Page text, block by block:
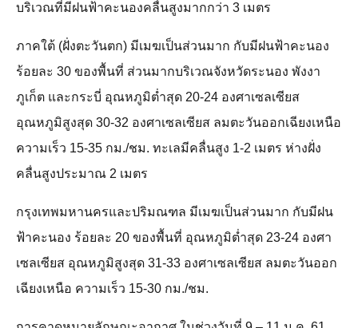
บริเวณที่มีฝนฟ้าคะนองคลื่นสูงมากกว่า 3 เมตร
ภาคใต้ (ฝั่งตะวันตก) มีเมฆเป็นส่วนมาก กับมีฝนฟ้าคะนอง
ร้อยละ 30 ของพื้นที่ ส่วนมากบริเวณจังหวัดระนอง พังงา
ภูเก็ต และกระบี่ อุณหภูมิต่ำสุด 20-24 องศาเซลเซียส
อุณหภูมิสูงสุด 30-32 องศาเซลเซียส ลมตะวันออกเฉียงเหนือ
ความเร็ว 15-35 กม./ชม. ทะเลมีคลื่นสูง 1-2 เมตร ห่างฝั่ง
คลื่นสูงประมาณ 2 เมตร
กรุงเทพมหานครและปริมณฑล มีเมฆเป็นส่วนมาก กับมีฝน
ฟ้าคะนอง ร้อยละ 20 ของพื้นที่ อุณหภูมิต่ำสุด 23-24 องศา
เซลเซียส อุณหภูมิสูงสุด 31-33 องศาเซลเซียส ลมตะวันออก
เฉียงเหนือ ความเร็ว 15-30 กม./ชม.